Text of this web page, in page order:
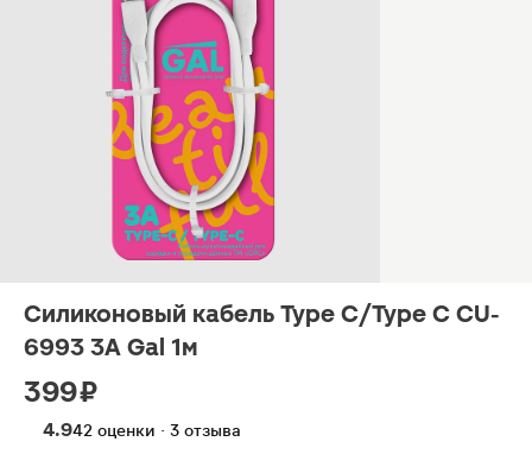
Силиконовый кабель Type С/Type С CU-
6993 3A Gal 1м
399 ₽
4.942 оценки · 3 отзыва